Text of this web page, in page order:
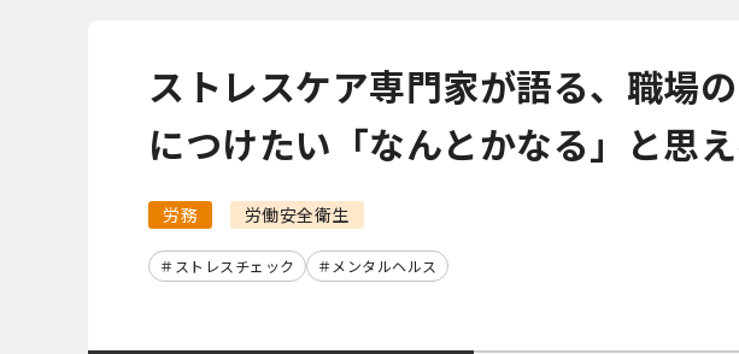
ストレスケア専門家が語る、職場
につけたい「なんとかなる」と思
労務 労働安全衛生
ストレスチェック メンタルヘルス